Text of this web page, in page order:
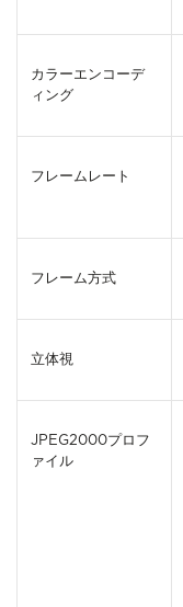
カラーエンコーデ
ィング
フレームレート
フレーム方式
立体視
JPEG2000プロフ
ァイル